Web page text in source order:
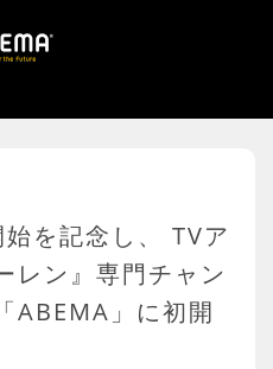
を記念し、 TVア
レン』専門チャン
ABEMA」に初開